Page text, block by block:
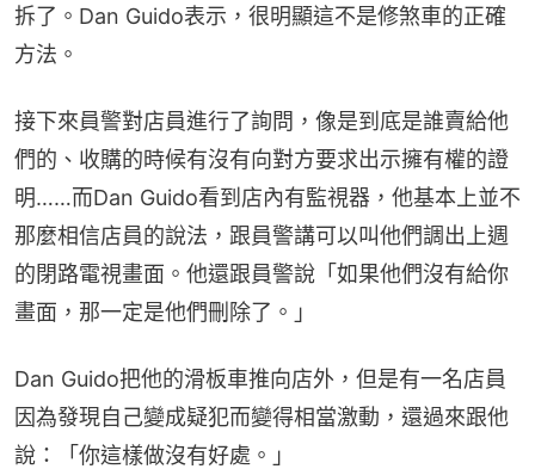
拆了。Dan Guido表示，很明顯這不是修煞車的正確
方法。
接下來員警對店員進行了詢問，像是到底是誰賣給他
們的、收購的時候有沒有向對方要求出示擁有權的證
明……而Dan Guido看到店內有監視器，他基本上並不
那麼相信店員的說法，跟員警講可以叫他們調出上週
的閉路電視畫面。他還跟員警說「如果他們沒有給你
畫面，那一定是他們刪除了。」
Dan Guido把他的滑板車推向店外，但是有一名店員
因為發現自己變成疑犯而變得相當激動，還過來跟他
說：「你這樣做沒有好處。」